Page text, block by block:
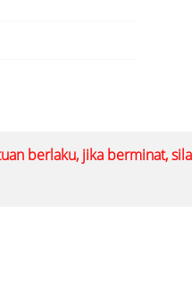
berlaku, jika berminat,